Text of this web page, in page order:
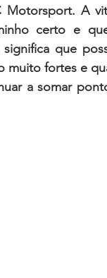
Motorsport. A
certo e
que
muito fortes e
a somar